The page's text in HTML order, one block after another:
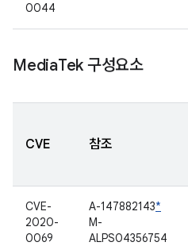
0044
MediaTek 구성요소
CVE 참조
CVE-
2020-
0069
A-147882143*
M-
ALPS04356754